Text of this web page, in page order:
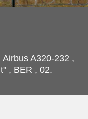
A320-232 ,
, BER , 02.